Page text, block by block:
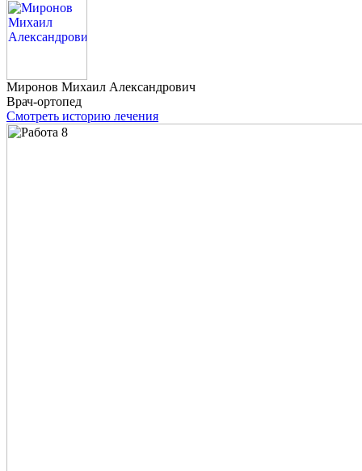
Миронов Михаил Александрович
Врач-ортопед
Смотреть историю лечения